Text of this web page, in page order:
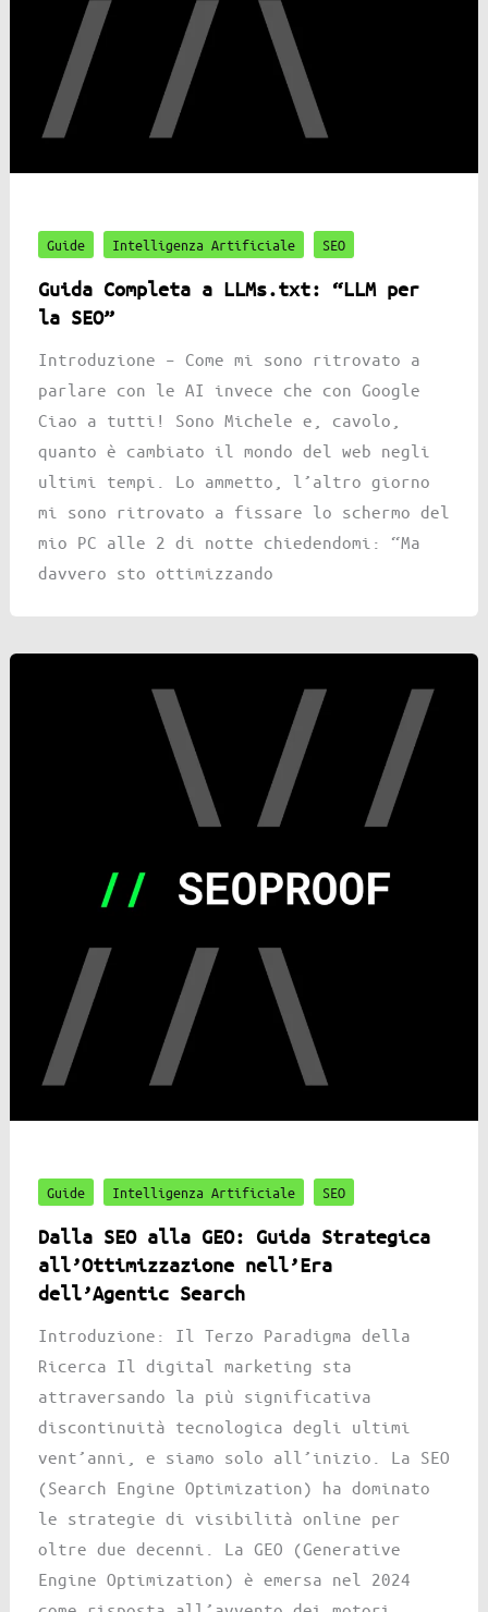
Guide Intelligenza Artificiale SEO
Guida Completa a LLMs.txt: “LLM per
la SEO”
Introduzione – Come mi sono ritrovato a
parlare con le AI invece che con Google
Ciao a tutti! Sono Michele e, cavolo,
quanto è cambiato il mondo del web negli
ultimi tempi. Lo ammetto, l’altro giorno
mi sono ritrovato a fissare lo schermo del
mio PC alle 2 di notte chiedendomi: “Ma
davvero sto ottimizzando
Guide Intelligenza Artificiale SEO
Dalla SEO alla GEO: Guida Strategica
all’Ottimizzazione nell’Era
dell’Agentic Search
Introduzione: Il Terzo Paradigma della
Ricerca Il digital marketing sta
attraversando la più significativa
discontinuità tecnologica degli ultimi
vent’anni, e siamo solo all’inizio. La SEO
(Search Engine Optimization) ha dominato
le strategie di visibilità online per
oltre due decenni. La GEO (Generative
Engine Optimization) è emersa nel 2024